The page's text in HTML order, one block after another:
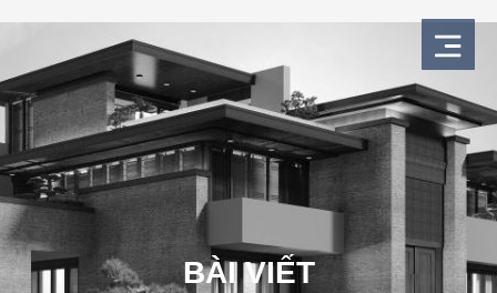
dung
BÀI VIẾT